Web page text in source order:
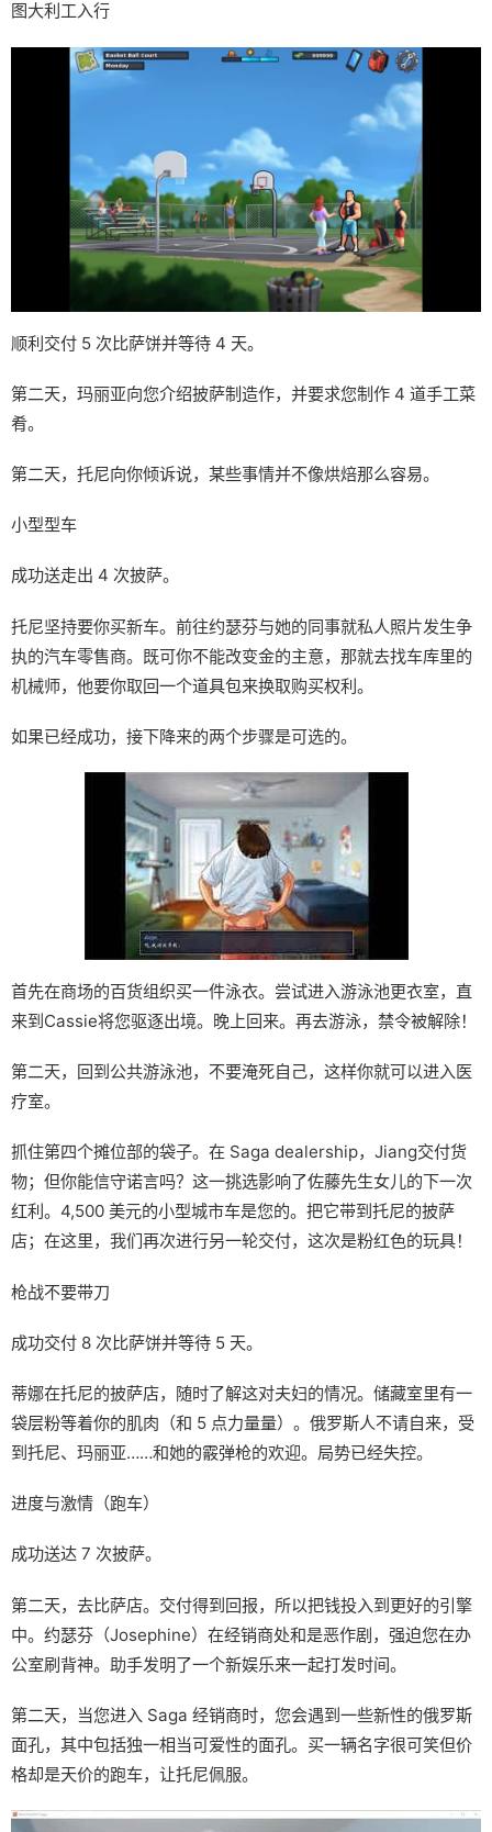
图大利工入行
顺利交付 5 次比萨饼并等待 4 天。
第二天，玛丽亚向您介绍披萨制造作，并要求您制作 4 道手工菜
肴。
第二天，托尼向你倾诉说，某些事情并不像烘焙那么容易。
小型型车
成功送走出 4 次披萨。
托尼坚持要你买新车。前往约瑟芬与她的同事就私人照片发生争
执的汽车零售商。既可你不能改变金的主意，那就去找车库里的
机械师，他要你取回一个道具包来换取购买权利。
如果已经成功，接下降来的两个步骤是可选的。
首先在商场的百货组织买一件泳衣。尝试进入游泳池更衣室，直
来到Cassie将您驱逐出境。晚上回来。再去游泳，禁令被解除！
第二天，回到公共游泳池，不要淹死自己，这样你就可以进入医
疗室。
抓住第四个摊位部的袋子。在 Saga dealership，Jiang交付货
物；但你能信守诺言吗？这一挑选影响了佐藤先生女儿的下一次
红利。4,500 美元的小型城市车是您的。把它带到托尼的披萨
店；在这里，我们再次进行另一轮交付，这次是粉红色的玩具！
枪战不要带刀
成功交付 8 次比萨饼并等待 5 天。
蒂娜在托尼的披萨店，随时了解这对夫妇的情况。储藏室里有一
袋层粉等着你的肌肉（和 5 点力量量）。俄罗斯人不请自来，受
到托尼、玛丽亚……和她的霰弹枪的欢迎。局势已经失控。
进度与激情（跑车）
成功送达 7 次披萨。
第二天，去比萨店。交付得到回报，所以把钱投入到更好的引擎
中。约瑟芬（Josephine）在经销商处和是恶作剧，强迫您在办
公室刷背神。助手发明了一个新娱乐来一起打发时间。
第二天，当您进入 Saga 经销商时，您会遇到一些新性的俄罗斯
面孔，其中包括独一相当可爱性的面孔。买一辆名字很可笑但价
格却是天价的跑车，让托尼佩服。